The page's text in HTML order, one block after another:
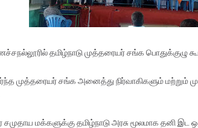
தமிழ்நாடு முத்தரையர் சங்க பொதுக்குழு
முத்தரையர் சங்க அனைத்து நிர்வாகிகளும் மற்றும்
சமுதாய மக்களுக்கு தமிழ்நாடு அரசு மூலமாக தனி